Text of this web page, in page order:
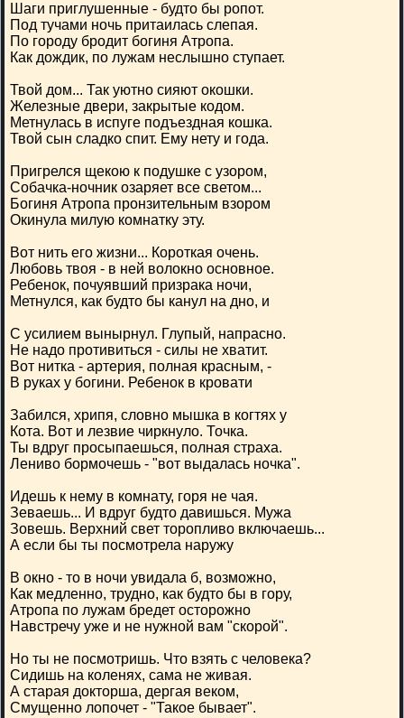
Шаги приглушенные - будто бы ропот.
Под тучами ночь притаилась слепая.
По городу бродит богиня Атропа.
Как дождик, по лужам неслышно ступает.
Твой дом... Так уютно сияют окошки.
Железные двери, закрытые кодом.
Метнулась в испуге подъездная кошка.
Твой сын сладко спит. Ему нету и года.
Пригрелся щекою к подушке с узором,
Собачка-ночник озаряет все светом...
Богиня Атропа пронзительным взором
Окинула милую комнатку эту.
Вот нить его жизни... Короткая очень.
Любовь твоя - в ней волокно основное.
Ребенок, почуявший призрака ночи,
Метнулся, как будто бы канул на дно, и
С усилием вынырнул. Глупый, напрасно.
Не надо противиться - силы не хватит.
Вот нитка - артерия, полная красным, -
В руках у богини. Ребенок в кровати
Забился, хрипя, словно мышка в когтях у
Кота. Вот и лезвие чиркнуло. Точка.
Ты вдруг просыпаешься, полная страха.
Лениво бормочешь - "вот выдалась ночка".
Идешь к нему в комнату, горя не чая.
Зеваешь... И вдруг будто давишься. Мужа
Зовешь. Верхний свет торопливо включаешь...
А если бы ты посмотрела наружу
В окно - то в ночи увидала б, возможно,
Как медленно, трудно, как будто бы в гору,
Атропа по лужам бредет осторожно
Навстречу уже и не нужной вам "скорой".
Но ты не посмотришь. Что взять с человека?
Сидишь на коленях, сама не живая.
А старая докторша, дергая веком,
Смущенно лопочет - "Такое бывает".